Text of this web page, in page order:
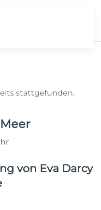
stattgefunden.
von Eva Darcy